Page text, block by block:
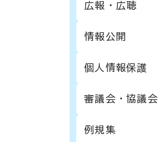
広報・広聴
情報公開
個人情報保護
審議会・協議会
例規集